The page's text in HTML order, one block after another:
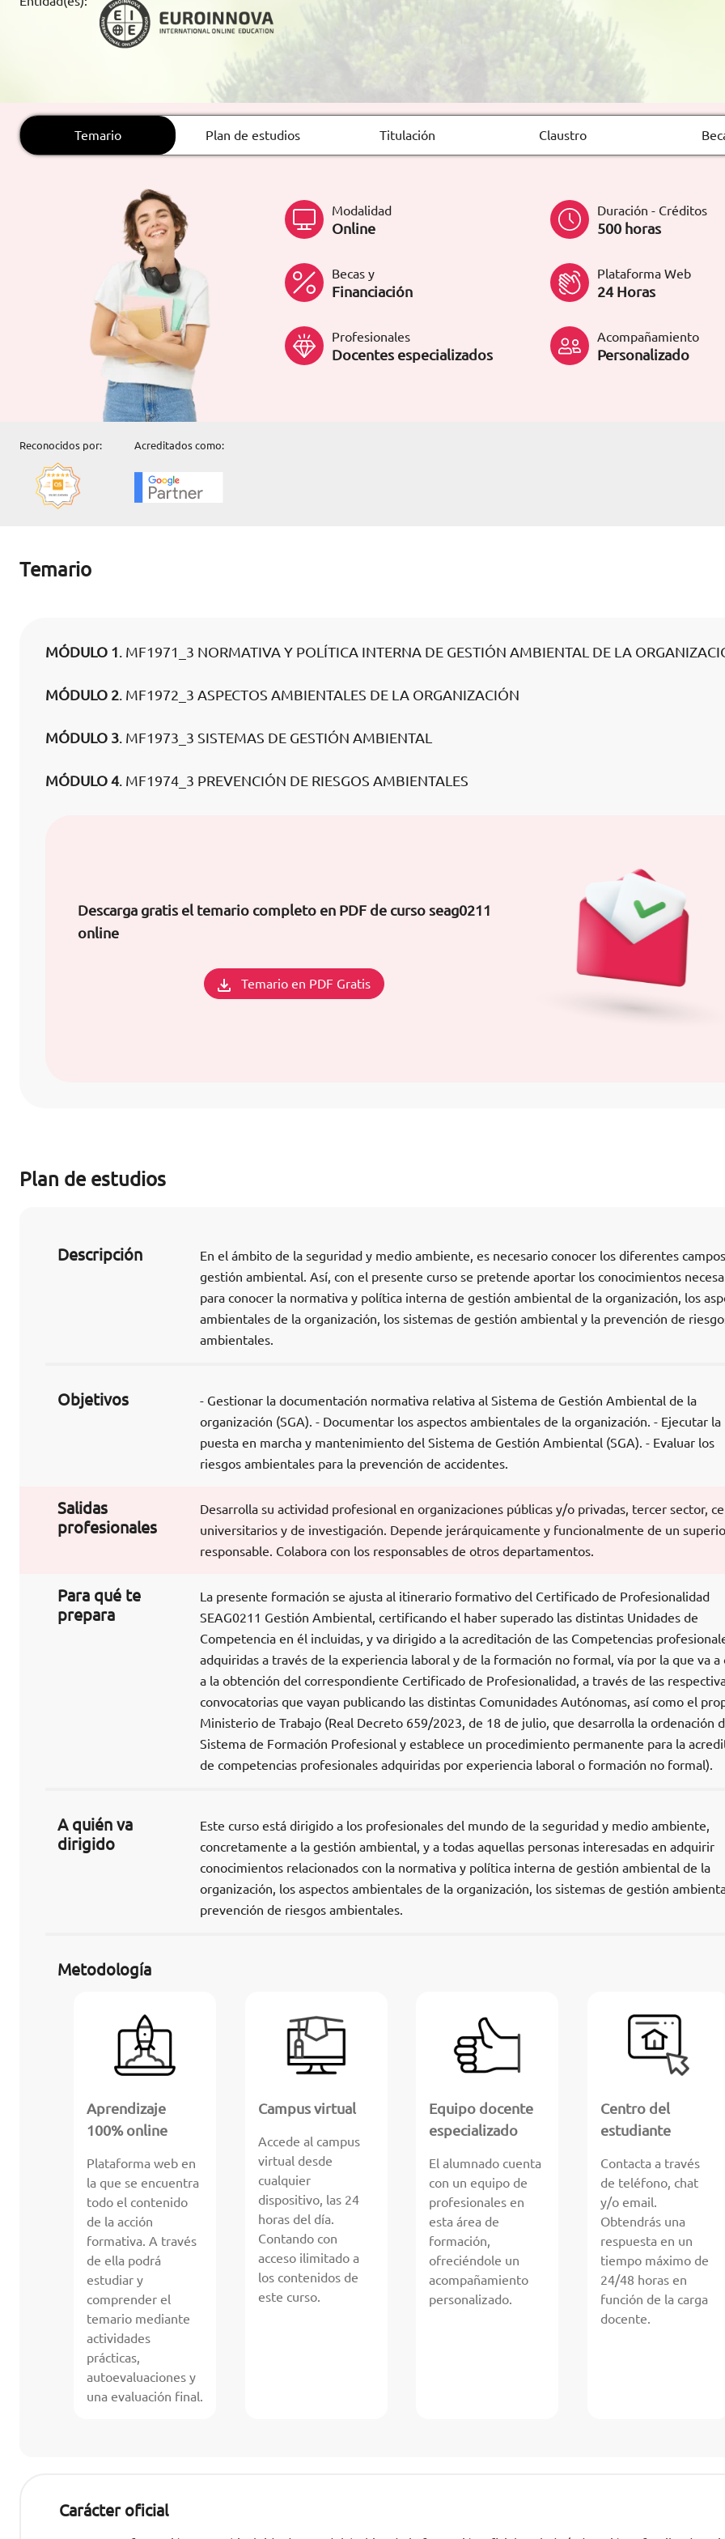
CONTACTO ES
formacion@euroinnova.com
TRABAJA CON NOSOTROS
Temario Plan de estudios Titulación Claustro
Modalidad
Online
Duración - Créditos
500 horas
Becas y
Financiación
Plataforma Web
24 Horas
Profesionales
Docentes especializados
Acompañamiento
Personalizado
Reconocidos por: Acreditados como:
Temario
MÓDULO 1. MF1971_3 NORMATIVA Y POLÍTICA INTERNA DE GESTIÓN AMBIENTAL DE LA
MÓDULO 2. MF1972_3 ASPECTOS AMBIENTALES DE LA ORGANIZACIÓN
MÓDULO 3. MF1973_3 SISTEMAS DE GESTIÓN AMBIENTAL
MÓDULO 4. MF1974_3 PREVENCIÓN DE RIESGOS AMBIENTALES
Descarga gratis el temario completo en PDF de curso seag0211
online
Temario en PDF Gratis
Plan de estudios
Descripción
En el ámbito de la seguridad y medio ambiente, es necesario conocer los diferentes
gestión ambiental. Así, con el presente curso se pretende aportar los conocimientos
para conocer la normativa y política interna de gestión ambiental de la organización, los
ambientales de la organización, los sistemas de gestión ambiental y la prevención de
ambientales.
Objetivos
- Gestionar la documentación normativa relativa al Sistema de Gestión Ambiental de la
organización (SGA). - Documentar los aspectos ambientales de la organización. - Ejecutar la
puesta en marcha y mantenimiento del Sistema de Gestión Ambiental (SGA). - Evaluar los
riesgos ambientales para la prevención de accidentes.
Salidas
profesionales
Desarrolla su actividad profesional en organizaciones públicas y/o privadas, tercer sector,
universitarios y de investigación. Depende jerárquicamente y funcionalmente de un
responsable. Colabora con los responsables de otros departamentos.
Para qué te
prepara
La presente formación se ajusta al itinerario formativo del Certificado de Profesionalidad
SEAG0211 Gestión Ambiental, certificando el haber superado las distintas Unidades de
Competencia en él incluidas, y va dirigido a la acreditación de las Competencias
adquiridas a través de la experiencia laboral y de la formación no formal, vía por la que va a
a la obtención del correspondiente Certificado de Profesionalidad, a través de las
convocatorias que vayan publicando las distintas Comunidades Autónomas, así como el
Ministerio de Trabajo (Real Decreto 659/2023, de 18 de julio, que desarrolla la ordenación
Sistema de Formación Profesional y establece un procedimiento permanente para la
de competencias profesionales adquiridas por experiencia laboral o formación no formal).
A quién va
dirigido
Este curso está dirigido a los profesionales del mundo de la seguridad y medio ambiente,
concretamente a la gestión ambiental, y a todas aquellas personas interesadas en adquirir
conocimientos relacionados con la normativa y política interna de gestión ambiental de la
organización, los aspectos ambientales de la organización, los sistemas de gestión
prevención de riesgos ambientales.
Metodología
Aprendizaje
100% online
Plataforma web en
la que se encuentra
todo el contenido
de la acción
formativa. A través
de ella podrá
estudiar y
comprender el
temario mediante
actividades
prácticas,
autoevaluaciones y
una evaluación final.
Campus virtual
Accede al campus
virtual desde
cualquier
dispositivo, las 24
horas del día.
Contando con
acceso ilimitado a
los contenidos de
este curso.
Equipo docente
especializado
El alumnado cuenta
con un equipo de
profesionales en
esta área de
formación,
ofreciéndole un
acompañamiento
personalizado.
Centro del
estudiante
Contacta a través
de teléfono, chat
y/o email.
Obtendrás una
respuesta en un
tiempo máximo de
24/48 horas en
función de la carga
docente.
Carácter oficial